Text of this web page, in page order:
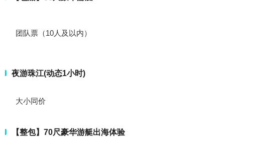
团队票（10人及以内）
夜游珠江(动态1小时)
大小同价
【整包】70尺豪华游艇出海体验